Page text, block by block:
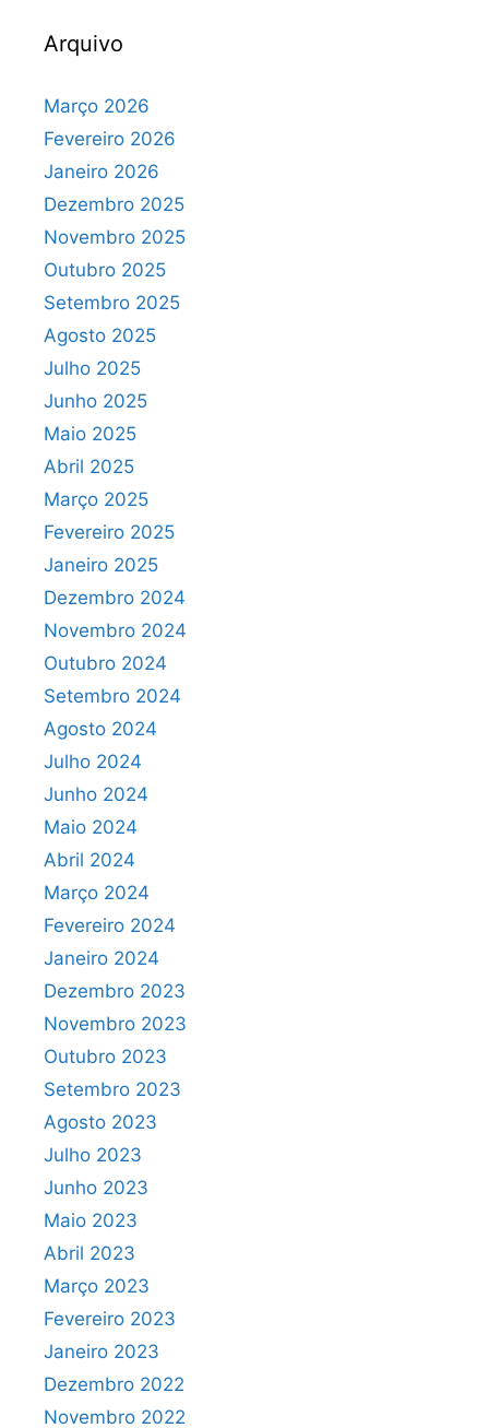
Arquivo
Março 2026
Fevereiro 2026
Janeiro 2026
Dezembro 2025
Novembro 2025
Outubro 2025
Setembro 2025
Agosto 2025
Julho 2025
Junho 2025
Maio 2025
Abril 2025
Março 2025
Fevereiro 2025
Janeiro 2025
Dezembro 2024
Novembro 2024
Outubro 2024
Setembro 2024
Agosto 2024
Julho 2024
Junho 2024
Maio 2024
Abril 2024
Março 2024
Fevereiro 2024
Janeiro 2024
Dezembro 2023
Novembro 2023
Outubro 2023
Setembro 2023
Agosto 2023
Julho 2023
Junho 2023
Maio 2023
Abril 2023
Março 2023
Fevereiro 2023
Janeiro 2023
Dezembro 2022
Novembro 2022